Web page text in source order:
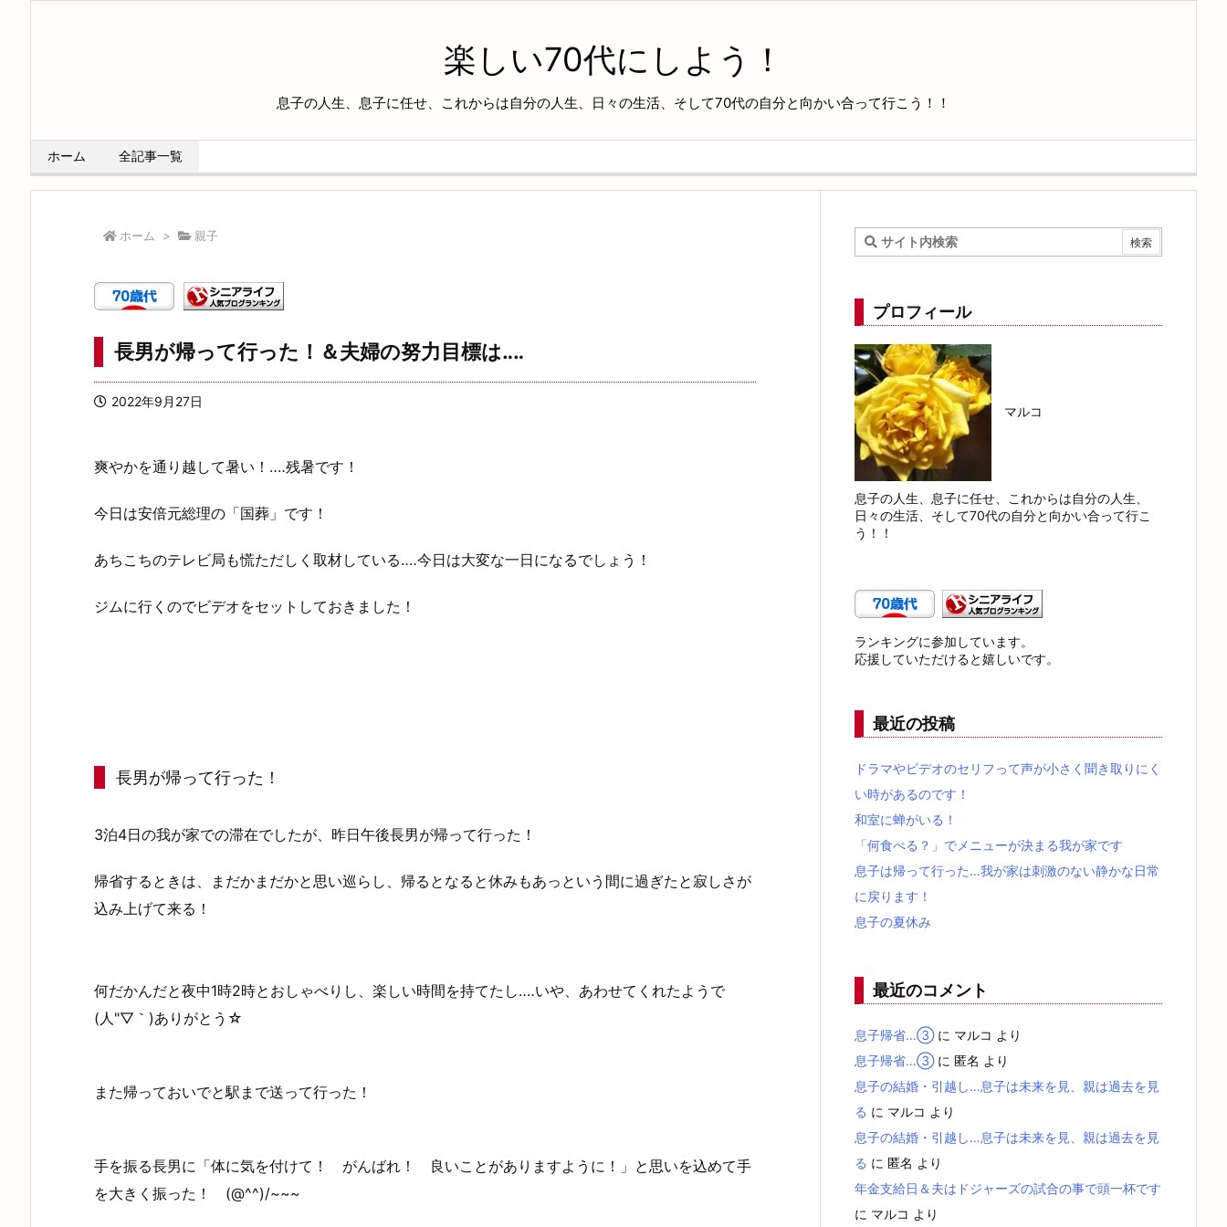
楽しい70代にしよう！
息子の人生、息子に任せ、これからは自分の人生、日々の生活、そして70代の自分と向かい合って行こう！！
ホーム 全記事一覧
ホーム > 親子
長男が帰って行った！＆夫婦の努力目標は‥‥
2022年9月27日
爽やかを通り越して暑い！‥‥残暑です！
今日は安倍元総理の「国葬」です！
あちこちのテレビ局も慌ただしく取材している‥‥今日は大変な一日になるでしょう！
ジムに行くのでビデオをセットしておきました！
長男が帰って行った！
3泊4日の我が家での滞在でしたが、昨日午後長男が帰って行った！
帰省するときは、まだかまだかと思い巡らし、帰るとなると休みもあっという間に過ぎたと寂しさが
込み上げて来る！
何だかんだと夜中1時2時とおしゃべりし、楽しい時間を持てたし‥‥いや、あわせてくれたようで
(人"▽｀)ありがとう☆
また帰っておいでと駅まで送って行った！
手を振る長男に「体に気を付けて！ がんばれ！ 良いことがありますように！」と思いを込めて手
を大きく振った！ (@^^)/~~~
プロフィール
マルコ
息子の人生、息子に任せ、これからは自分の人生、
日々の生活、そして70代の自分と向かい合って行こ
う！！
ランキングに参加しています。
応援していただけると嬉しいです。
最近の投稿
ドラマやビデオのセリフって声が小さく聞き取りにく
い時があるのです！
和室に蝉がいる！
「何食べる？」でメニューが決まる我が家です
息子は帰って行った…我が家は刺激のない静かな日常
に戻ります！
息子の夏休み
最近のコメント
息子帰省…③に マルコ より
息子帰省…③に 匿名 より
息子の結婚・引越し…息子は未来を見、親は過去を見
る に マルコ より
息子の結婚・引越し…息子は未来を見、親は過去を見
る に 匿名 より
年金支給日＆夫はドジャーズの試合の事で頭一杯です
に マルコ より